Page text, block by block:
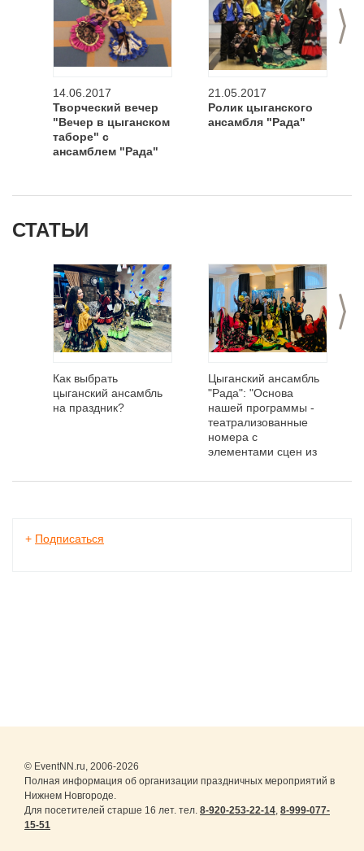
>
14.06.2017
Творческий вечер
"Вечер в цыганском
таборе" с
ансамблем "Рада"
21.05.2017
Ролик цыганского
ансамбля "Рада"
СТАТЬИ
>
Как выбрать
цыганский ансамбль
на праздник?
Цыганский ансамбль
"Рада": "Основа
нашей программы -
театрализованные
номера с
элементами сцен из
+ Подписаться
© EventNN.ru, 2006-2026
Полная информация об организации праздничных мероприятий в
Нижнем Новгороде.
Для посетителей старше 16 лет. тел. 8-920-253-22-14 8-999-077-
15-51